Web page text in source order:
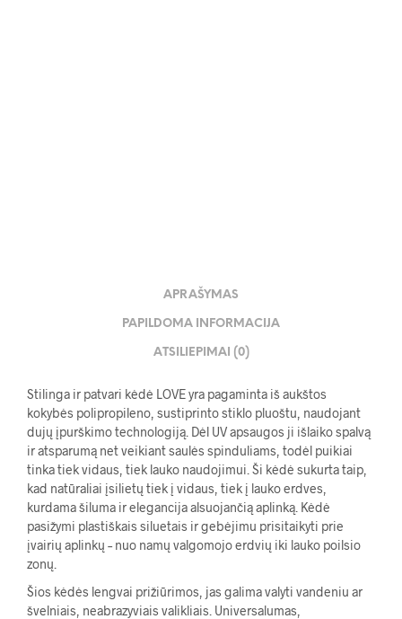
APRAŠYMAS
PAPILDOMA INFORMACIJA
ATSILIEPIMAI (0)
Stilinga ir patvari kėdė LOVE yra pagaminta iš aukštos
kokybės polipropileno, sustiprinto stiklo pluoštu, naudojant
dujų įpurškimo technologiją. Dėl UV apsaugos ji išlaiko spalvą
ir atsparumą net veikiant saulės spinduliams, todėl puikiai
tinka tiek vidaus, tiek lauko naudojimui. Ši kėdė sukurta taip,
kad natūraliai įsilietų tiek į vidaus, tiek į lauko erdves,
kurdama šiluma ir elegancija alsuojančią aplinką. Kėdė
pasižymi plastiškais siluetais ir gebėjimu prisitaikyti prie
įvairių aplinkų – nuo namų valgomojo erdvių iki lauko poilsio
zonų.
Šios kėdės lengvai prižiūrimos, jas galima valyti vandeniu ar
švelniais, neabrazyviais valikliais. Universalumas,